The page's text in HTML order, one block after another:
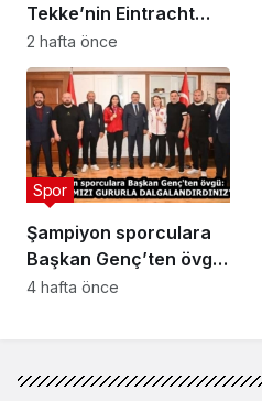
Tekke’nin Eintracht
Frankfurt maçı
değerlendirmesi
2 hafta önce
Şampiyon sporculara
Başkan Genç’ten övgü:
“BAYRAĞIMIZI
Spor
4 hafta önce